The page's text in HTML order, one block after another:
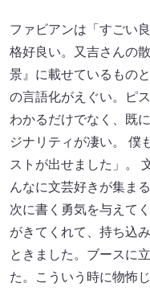
ファビアンは「すごい
格好良い。又吉さんの
景』に載せているもの
の言語化がえぐい。ピ
わかるだけでなく、既
ジナリティが凄い。 僕
ストが出せました」。
んなに文芸好きが集ま
次に書く勇気を与えて
がきてくれて、持ち込
ときました。ブースに
た。こういう時に物怖